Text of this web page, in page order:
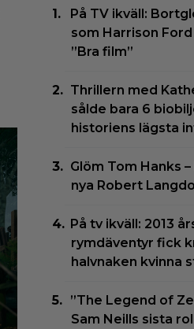
På TV ikväll:
som Harrison
”Bra film”
Thrillern med
sålde bara 6
historiens lägsta
Glöm Tom Hanks
nya Robert
På tv ikväll: 2013
rymdäventyr fick
halvnaken kvinna
”The Legend of
Sam Neills sista